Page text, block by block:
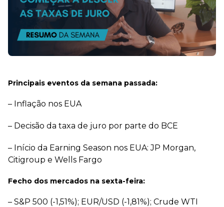
Principais eventos da semana passada:
– Inflação nos EUA
– Decisão da taxa de juro por parte do BCE
– Início da Earning Season nos EUA: JP Morgan,
Citigroup e Wells Fargo
Fecho dos mercados na sexta-feira:
– S&P 500 (-1,51%); EUR/USD (-1,81%); Crude WTI